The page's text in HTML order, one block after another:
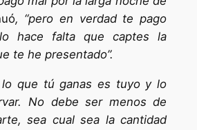
, “pero en verdad te pago
hace falta que captes la
te he presentado”.
lo que tú ganas es tuyo y lo
No debe ser menos de
sea cual sea la cantidad